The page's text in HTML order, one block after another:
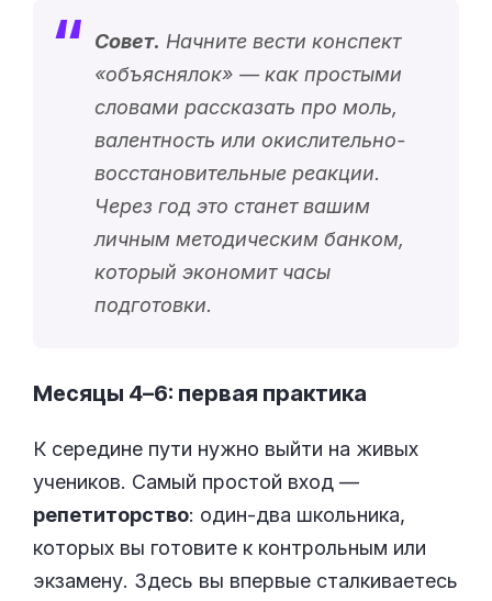
Совет. Начните вести конспект
«объяснялок» — как простыми
словами рассказать про моль,
валентность или окислительно-
восстановительные реакции.
Через год это станет вашим
личным методическим банком,
который экономит часы
подготовки.
Месяцы 4–6: первая практика
К середине пути нужно выйти на живых
учеников. Самый простой вход —
репетиторство: один-два школьника,
которых вы готовите к контрольным или
экзамену. Здесь вы впервые сталкиваетесь